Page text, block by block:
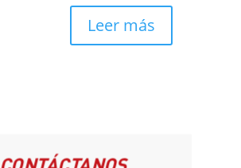
Leer más